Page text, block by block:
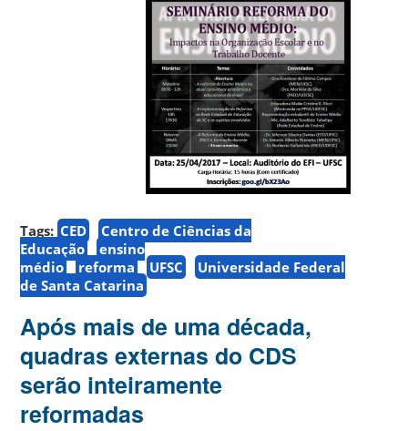
Tags: CED
Centro de Ciências da
Educação
ensino
médio
reforma UFSC
Universidade Federal
de Santa Catarina
Após mais de uma década,
quadras externas do CDS
serão inteiramente
reformadas